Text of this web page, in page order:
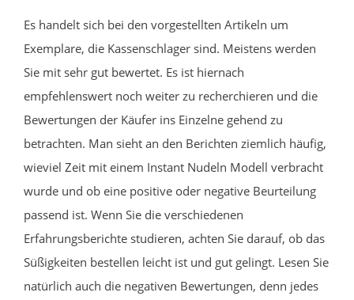
Es handelt sich bei den vorgestellten Artikeln um
Exemplare, die Kassenschlager sind. Meistens werden
Sie mit sehr gut bewertet. Es ist hiernach
empfehlenswert noch weiter zu recherchieren und die
Bewertungen der Käufer ins Einzelne gehend zu
betrachten. Man sieht an den Berichten ziemlich häufig,
wieviel Zeit mit einem Instant Nudeln Modell verbracht
wurde und ob eine positive oder negative Beurteilung
passend ist. Wenn Sie die verschiedenen
Erfahrungsberichte studieren, achten Sie darauf, ob das
Süßigkeiten bestellen leicht ist und gut gelingt. Lesen Sie
natürlich auch die negativen Bewertungen, denn jedes